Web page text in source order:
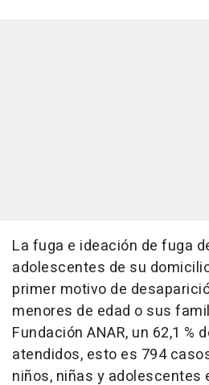
La fuga e ideación de fuga
adolescentes de su
primer motivo de
menores de edad o sus
Fundación ANAR, un 62,1 %
atendidos, esto es 794
niños, niñas y adolescentes